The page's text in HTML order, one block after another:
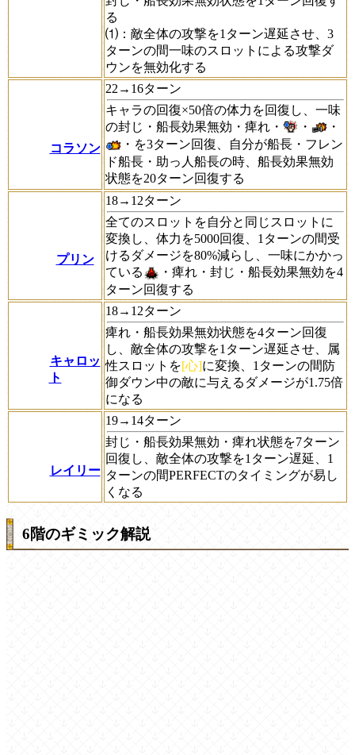
る
⑴：敵全体の攻撃を1ターン遅延させ、3
ターンの間一味のスロットによる攻撃ダ
ウンを無効化する
コラソン
22→16ターン
キャラの回復×50倍の体力を回復し、一味
の封じ・船長効果無効・痺れ・
・
・
・を3ターン回復、自分が船長・フレン
ド船長・助っ人船長の時、船長効果無効
状態を20ターン回復する
プリン
18→12ターン
全てのスロットを自分と同じスロットに
変換し、体力を5000回復、1ターンの間受
けるダメージを80%減らし、一味にかかっ
ている
・痺れ・封じ・船長効果無効を4
ターン回復する
キャロッ
ト
18→12ターン
痺れ・船長効果無効状態を4ターン回復
し、敵全体の攻撃を1ターン遅延させ、属
性スロットを[心]に変換、1ターンの間防
御ダウン中の敵に与えるダメージが1.75倍
になる
レイリー
19→14ターン
封じ・船長効果無効・痺れ状態を7ターン
回復し、敵全体の攻撃を1ターン遅延、1
ターンの間PERFECTのタイミングが易し
くなる
6階のギミック解説